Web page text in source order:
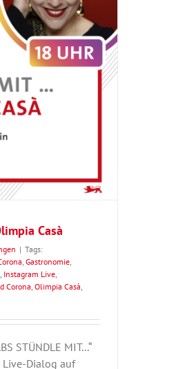
Casà
| Tags:
, Gastronomie,
, Instagram Live,
Corona, Olimpia Casà,
STÜNDLE MIT...“
Live-Dialog auf